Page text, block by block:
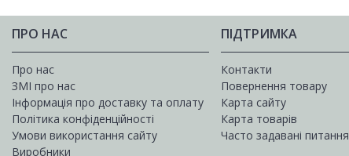
ПРО НАС
Про нас
ЗМІ про нас
Інформація про доставку та оплату
Політика конфіденційності
Умови використання сайту
Виробники
ПІДТРИМКА
Контакти
Повернення товару
Карта сайту
Карта товарів
Часто задавані питання